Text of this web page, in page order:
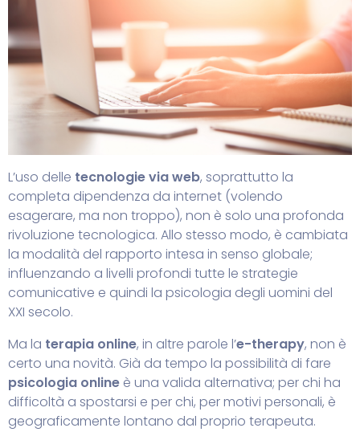
L’uso delle tecnologie via web, soprattutto la
completa dipendenza da internet (volendo
esagerare, ma non troppo), non è solo una profonda
rivoluzione tecnologica. Allo stesso modo, è cambiata
la modalità del rapporto intesa in senso globale;
influenzando a livelli profondi tutte le strategie
comunicative e quindi la psicologia degli uomini del
XXI secolo.
Ma la terapia online, in altre parole l’e-therapy, non è
certo una novità. Già da tempo la possibilità di fare
psicologia online è una valida alternativa; per chi ha
difficoltà a spostarsi e per chi, per motivi personali, è
geograficamente lontano dal proprio terapeuta.